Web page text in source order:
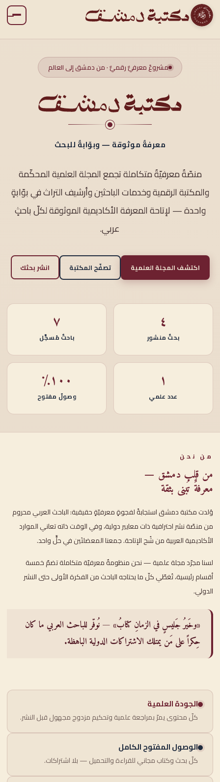
مشروعٌ معرفيٌّ رقميٌّ · من دمشق إلى العالم
معرفةٌ موثوقة — وبوّابةٌ للبحث
منصّةٌ معرفيّةٌ متكاملة تجمع المجلة العلمية المحكّمة
والمكتبة الرقمية وخدمات الباحثين وأرشيف التراث في بوّابةٍ
واحدة — لإتاحة المعرفة الأكاديمية الموثوقة لكلّ باحثٍ
عربي.
اكتشف المجلة العلمية تصفّح المكتبة انشر بحثك
٤
بحثٌ منشور
٧
باحثٌ مُسجَّل
١
عدد علمي
١٠٠٪
وصولٌ مفتوح
من نحن
من قلب دمشق —
معرفةٌ تُبنى بثقة
وُلدت مكتبة دمشق استجابةً لفجوةٍ معرفيّةٍ حقيقية: الباحث العربي محروم
من منصّة نشر احترافية ذات معايير دولية، وفي الوقت ذاته تعاني الموارد
الأكاديمية العربية من شُح الإتاحة. جمعنا المعضلتَين في حلٍّ واحد.
لسنا مجرّد مجلة علمية — نحن منظومةٌ معرفيّة متكاملة تضمّ خمسة
أقسام رئيسية، تُغطّي كلّ ما يحتاجه الباحث من الفكرة الأولى حتى النشر
الدولي.
«وخَيرُ جَليسٍ في الزمانِ كتابُ» — نُوفّر للباحث العربي ما كان
حِكراً على مَن يمتلك الاشتراكات الدولية الباهظة.
الجودة العلمية
كلّ محتوى يمرّ بمراجعة علمية وتحكيم مزدوج مجهول قبل النشر.
الوصول المفتوح الكامل
كلّ بحث وكتاب مجاني للقراءة والتحميل — بلا اشتراكات.